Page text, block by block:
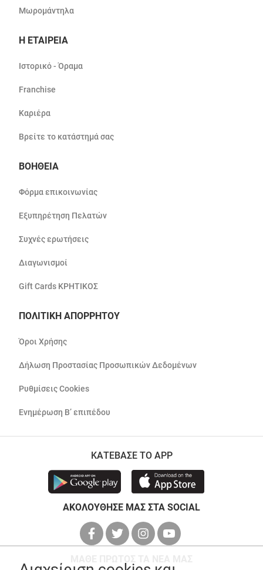
Μωρομάντηλα
Η ΕΤΑΙΡΕΙΑ
Ιστορικό - Όραμα
Franchise
Καριέρα
Βρείτε το κατάστημά σας
ΒΟΗΘΕΙΑ
Φόρμα επικοινωνίας
Εξυπηρέτηση Πελατών
Συχνές ερωτήσεις
Διαγωνισμοί
Gift Cards ΚΡΗΤΙΚΟΣ
ΠΟΛΙΤΙΚΗ ΑΠΟΡΡΗΤΟΥ
Όροι Χρήσης
Δήλωση Προστασίας Προσωπικών Δεδομένων
Ρυθμίσεις Cookies
Ενημέρωση Β’ επιπέδου
ΚΑΤΕΒΑΣΕ ΤΟ APP
ΑΚΟΛΟΥΘΗΣΕ ΜΑΣ ΣΤΑ SOCIAL